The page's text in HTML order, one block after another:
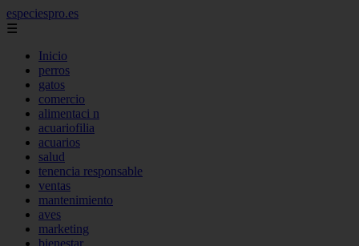
especiespro.es
☰
Inicio
perros
gatos
comercio
alimentaci n
acuariofilia
acuarios
salud
tenencia responsable
ventas
mantenimiento
aves
marketing
bienestar